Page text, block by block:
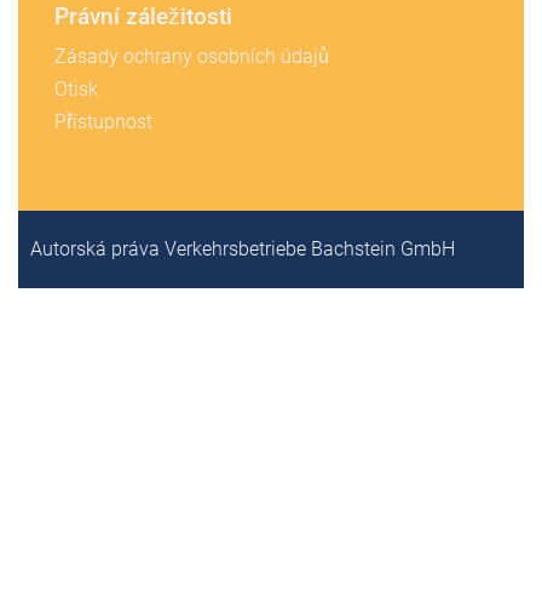
Právní záležitosti
Zásady ochrany osobních údajů
Otisk
Přístupnost
Autorská práva Verkehrsbetriebe Bachstein GmbH